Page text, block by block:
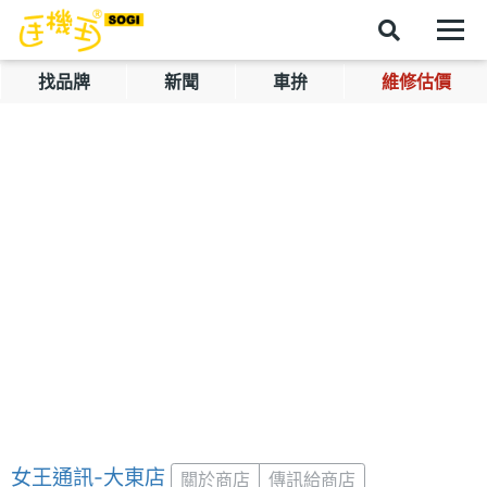
找品牌 新聞 車拚 維修估價
女王通訊-大東店 關於商店 傳訊給商店